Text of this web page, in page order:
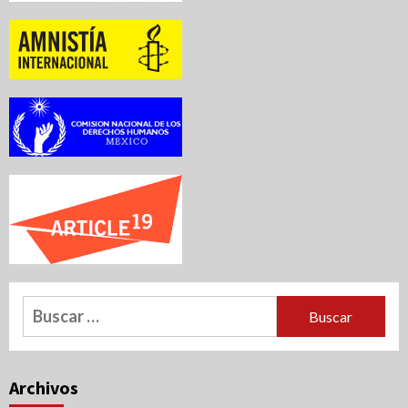
Buscar:
Archivos